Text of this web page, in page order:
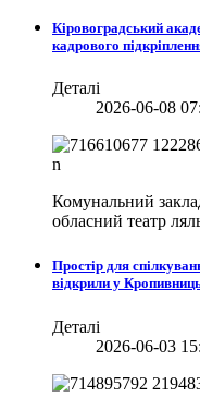
Кіровоградський
кадрового
Деталі
2026-06-08
Комунальний
обласний театр
Простір для
відкрили у
Деталі
2026-06-03